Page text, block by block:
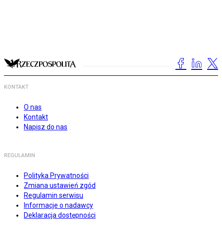
KONTAKT
O nas
Kontakt
Napisz do nas
REGULAMIN
Polityka Prywatności
Zmiana ustawień zgód
Regulamin serwisu
Informacje o nadawcy
Deklaracja dostępności